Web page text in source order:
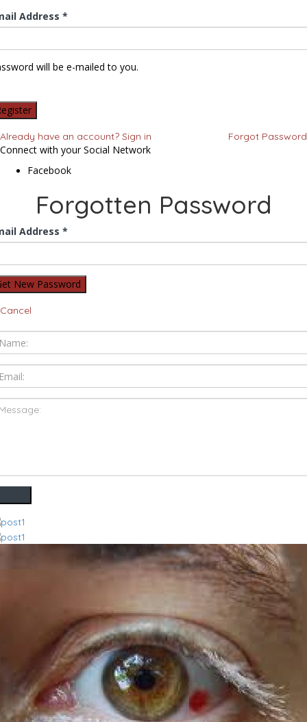
Address *
will be e-mailed to you.
Already have an account? Sign in Forgot Password
Connect with your Social Network
Facebook
Forgotten Password
Address *
Cancel